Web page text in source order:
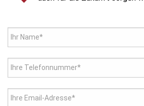
Ihr Name*
Ihre Telefonnummer*
Ihre Email-Adresse*